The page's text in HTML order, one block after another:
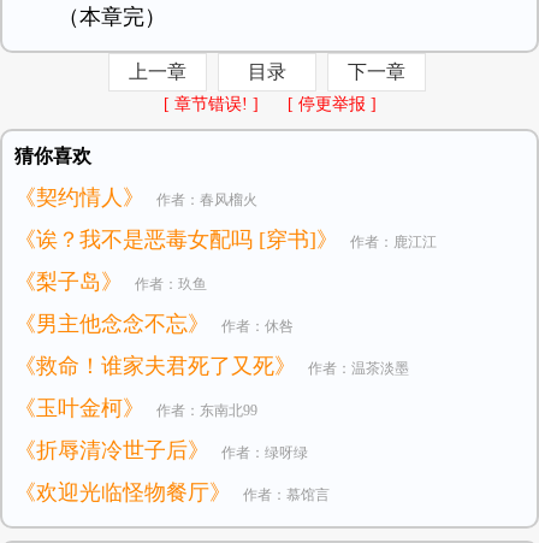
（本章完）
上一章 目录 下一章
[ 章节错误! ] [ 停更举报 ]
猜你喜欢
《契约情人》 作者：春风榴火
《诶？我不是恶毒女配吗 [穿书]》 作者：鹿江江
《梨子岛》 作者：玖鱼
《男主他念念不忘》 作者：休咎
《救命！谁家夫君死了又死》 作者：温茶淡墨
《玉叶金柯》 作者：东南北99
《折辱清冷世子后》 作者：绿呀绿
《欢迎光临怪物餐厅》 作者：慕馆言